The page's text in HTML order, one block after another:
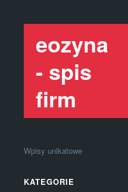
eozyna
- spis
firm
Wpisy unikatowe
KATEGORIE